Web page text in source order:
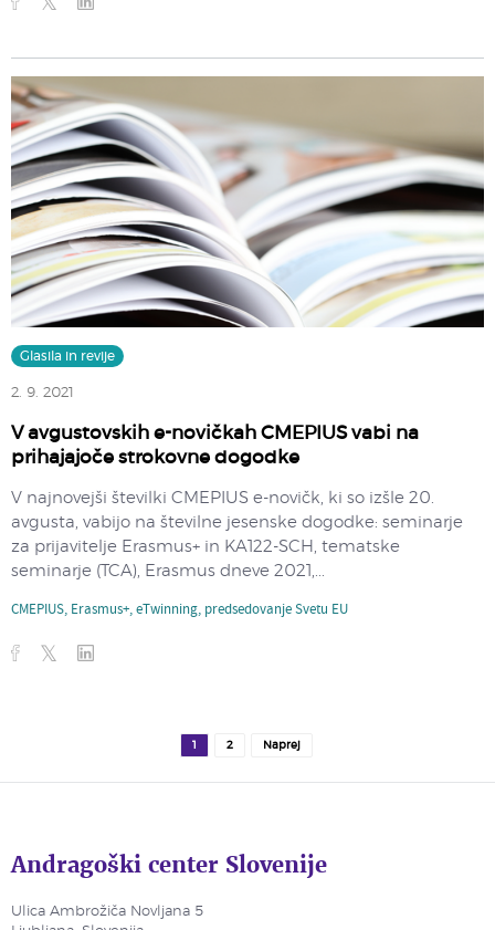
Glasila in revije
2. 9. 2021
V avgustovskih e-novičkah CMEPIUS vabi na
prihajajoče strokovne dogodke
V najnovejši številki CMEPIUS e-novičk, ki so izšle 20.
avgusta, vabijo na številne jesenske dogodke: seminarje
za prijavitelje Erasmus+ in KA122-SCH, tematske
seminarje (TCA), Erasmus dneve 2021,...
CMEPIUS, Erasmus+,eTwinning, predsedovanje Svetu EU
1 2 Naprej
Andragoški center Slovenije
Ulica Ambrožiča Novljana 5